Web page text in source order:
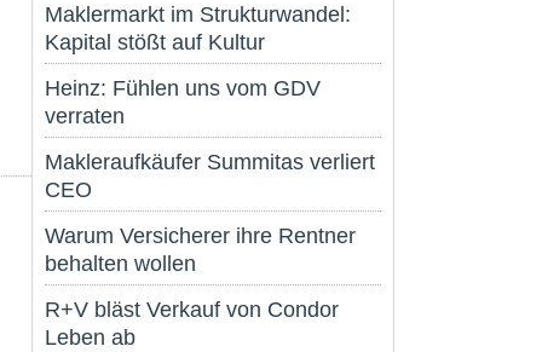
Maklermarkt im Strukturwandel:
Kapital stößt auf Kultur
Heinz: Fühlen uns vom GDV
verraten
Makleraufkäufer Summitas verliert
CEO
Warum Versicherer ihre Rentner
behalten wollen
R+V bläst Verkauf von Condor
Leben ab